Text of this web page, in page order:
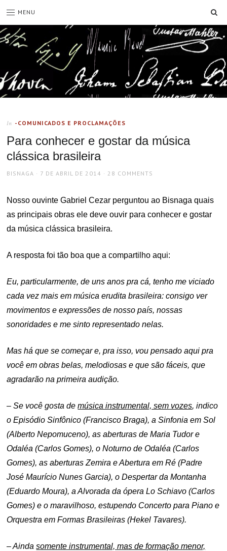
MENU
In -COMUNICADOS E PROCLAMAÇÕES
Para conhecer e gostar da música
clássica brasileira
AUTHOR
BISNAGA
POSTED
7 DE ABRIL DE 2014 28 COMMENTS
Nosso ouvinte Gabriel Cezar perguntou ao Bisnaga quais
as principais obras ele deve ouvir para conhecer e gostar
da música clássica brasileira.
A resposta foi tão boa que a compartilho aqui:
Eu, particularmente, de uns anos pra cá, tenho me viciado
cada vez mais em música erudita brasileira: consigo ver
movimentos e expressões de nosso país, nossas
sonoridades e me sinto representado nelas.
Mas há que se começar e, pra isso, vou pensado aqui pra
você em obras belas, melodiosas e que são fáceis, que
agradarão na primeira audição.
– Se você gosta demúsica instrumental, sem vozes, indico
o Episódio Sinfônico (Francisco Braga), a Sinfonia em Sol
(Alberto Nepomuceno), as aberturas de Maria Tudor e
Odaléa (Carlos Gomes), o Noturno de Odaléa (Carlos
Gomes), as aberturas Zemira e Abertura em Ré (Padre
José Maurício Nunes Garcia), o Despertar da Montanha
(Eduardo Moura), a Alvorada da ópera Lo Schiavo (Carlos
Gomes) e o maravilhoso, estupendo Concerto para Piano e
Orquestra em Formas Brasileiras (Hekel Tavares).
– Aindasomente instrumental, mas de formação menor,